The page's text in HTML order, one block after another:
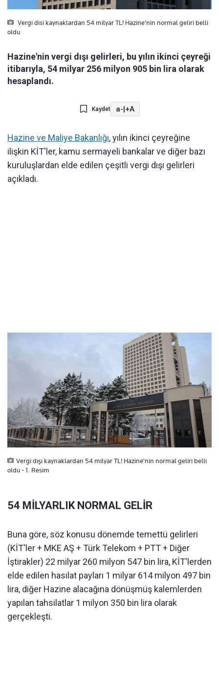
Vergi disi kaynaklardan 54 milyar TL! Hazine'nin normal geliri belli
oldu
Hazine'nin vergi dışı gelirleri, bu yılın ikinci çeyreği
itibarıyla, 54 milyar 256 milyon 905 bin lira olarak
hesaplandı.
Kaydet a-|+A
Hazine ve Maliye Bakanlığı, yılın ikinci çeyreğine
ilişkin KİT'ler, kamu sermayeli bankalar ve diğer bazı
kuruluşlardan elde edilen çeşitli vergi dışı gelirleri
açıkladı.
Vergi dışı kaynaklardan 54 milyar TL! Hazine'nin normal geliri belli
oldu - 1. Resim
54 MİLYARLIK NORMAL GELİR
Buna göre, söz konusu dönemde temettü gelirleri
(KİT'ler + MKE AŞ + Türk Telekom + PTT + Diğer
İştirakler) 22 milyar 260 milyon 547 bin lira, KİT'lerden
elde edilen hasılat payları 1 milyar 614 milyon 497 bin
lira, diğer Hazine alacağına dönüşmüş kalemlerden
yapılan tahsilatlar 1 milyon 350 bin lira olarak
gerçekleşti.